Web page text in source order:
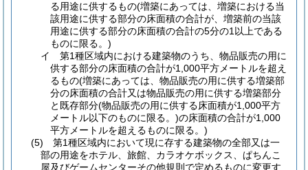
る用途に供するもの(増築にあっては、増築における当
該用途に供する部分の床面積の合計が、増築前の当該
用途に供する部分の床面積の合計の5分の1以上である
ものに限る。)
イ
第1種区域内における建築物のうち、物品販売の用に
供する部分の床面積の合計が1,000平方メートルを超え
るもの(増築にあっては、物品販売の用に供する増築部
分の床面積の合計又は物品販売の用に供する増築部分
と既存部分(物品販売の用に供する床面積が1,000平方
メートル以下のものに限る。)の床面積の合計が1,000
平方メートルを超えるものに限る。)
(5)
第1種区域内において現に存する建築物の全部又は一
部の用途をホテル、旅館、カラオケボックス、ぱちんこ
屋及びゲームセンターその他規則で定めるものに変更す